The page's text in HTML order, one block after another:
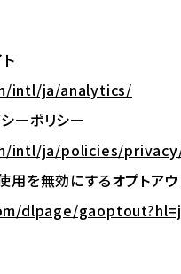
intl/ja/analytics/
ーポリシー
intl/ja/policies/
を無効にするオプトアウ
dlpage/